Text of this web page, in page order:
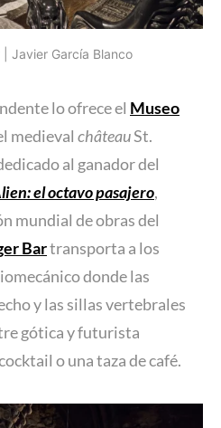
| Javier García Blanco
lo ofrece el Museo
medieval châteauSt.
al ganador del
el octavo pasajero,
mundial de obras del
Bartransporta a los
donde las
y las sillas vertebrales
gótica y futurista
o una taza de café.